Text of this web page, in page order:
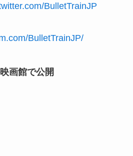
BulletTrainJP
BulletTrainJP/
画館で公開